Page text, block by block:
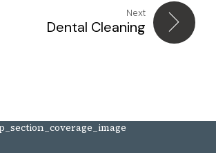
Next
Dental Cleaning